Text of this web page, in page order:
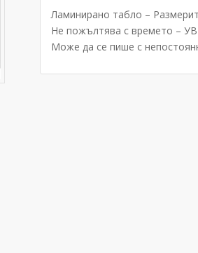
Ламинирано табло –
Не пожълтява с времето – УВ
Може да се пише с